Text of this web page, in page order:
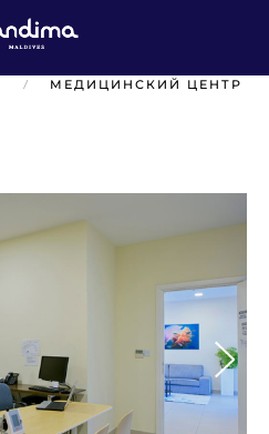
МЕДИЦИНСКИЙ ЦЕНТР